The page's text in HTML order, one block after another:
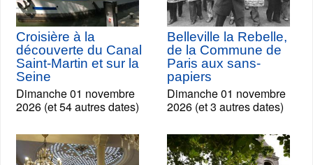
Croisière à la
découverte du Canal
Saint-Martin et sur la
Seine
Dimanche 01 novembre
2026 (et 54 autres dates)
Belleville la Rebelle,
de la Commune de
Paris aux sans-
papiers
Dimanche 01 novembre
2026 (et 3 autres dates)